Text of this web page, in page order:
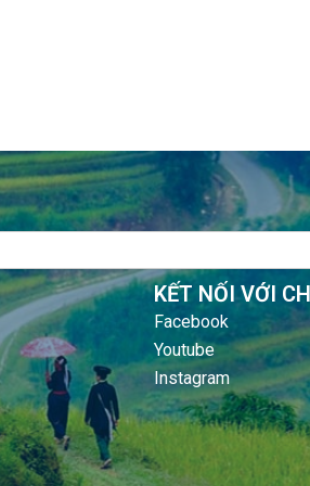
KẾT NỐI VỚI
Facebook
Youtube
Instagram